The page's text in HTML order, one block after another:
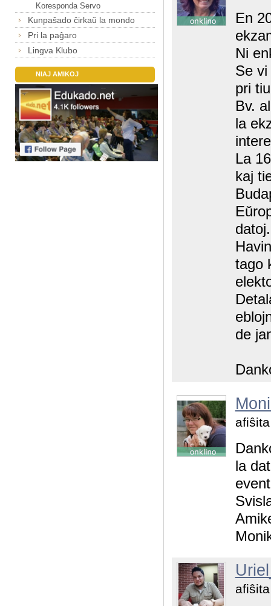
Koresponda Servo
Kunpaŝado ĉirkaŭ la mondo
Pri la paĝaro
Lingva Klubo
NIAJ AMIKOJ
En
Ni
Se
pri
Bv.
la
La
kaj
datoj.
tago
de
la